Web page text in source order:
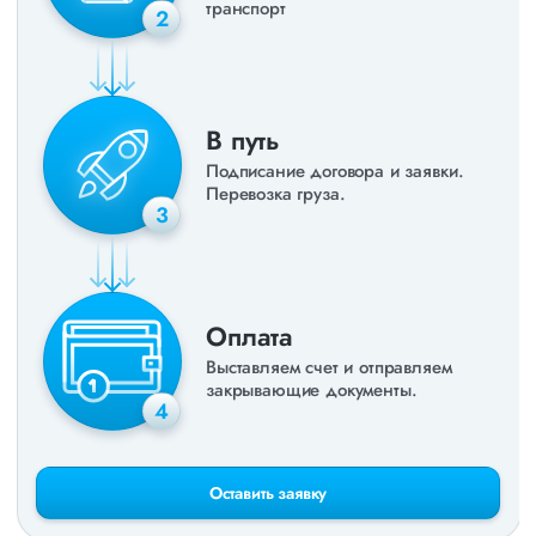
2
транспорт
3
В путь
Подписание договора и заявки.
Перевозка груза.
4
Оплата
Выставляем счет и отправляем
закрывающие документы.
Оставить заявку